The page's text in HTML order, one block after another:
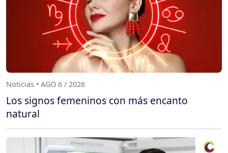
Noticias • AGO 6 / 2026
Los signos femeninos con más encanto
natural